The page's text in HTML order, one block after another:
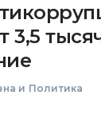
3,5
и Политика